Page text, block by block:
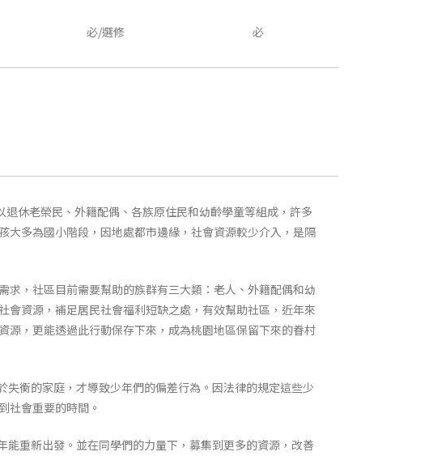
必/選修 必
休老榮民、外籍配偶、各族原住民和幼齡學童等組成，許多
多為國小階段，因地處都市邊緣，社會資源較少介入，是隔
，社區目前需要幫助的族群有三大類：老人、外籍配偶和幼
資源，補足居民社會福利短缺之處，有效幫助社區，近年來
，更能透過此行動保存下來，成為桃園地區保留下來的眷村
衡的家庭，才導致少年們的偏差行為。因法律的規定這些少
社會重要的時間。
重新出發。並在同學們的力量下，募集到更多的資源，改善